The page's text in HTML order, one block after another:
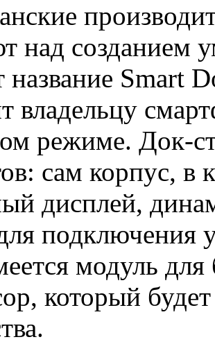
над созданием
название Smart
владельцу
режиме. Док-
сам корпус, в
дисплей,
подключения
модуль
который